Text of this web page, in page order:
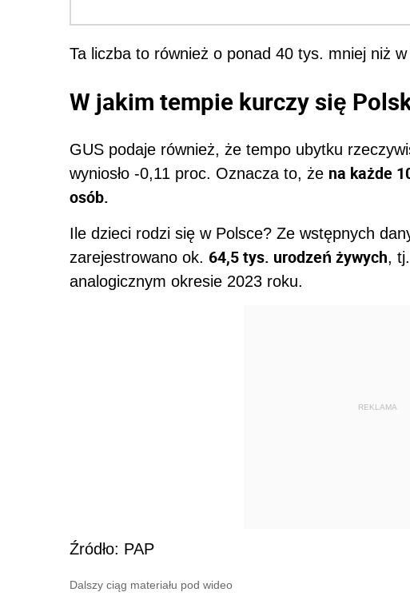
Ta liczba to również o ponad 40 tys. mniej niż
W jakim tempie kurczy się
GUS podaje również, że tempo ubytku
wyniosło -0,11 proc. Oznacza to, że na każde
osób.
Ile dzieci rodzi się w Polsce? Ze wstępnych
zarejestrowano ok. 64,5 tys. urodzeń żywych,
analogicznym okresie 2023 roku.
REKLAMA
Źródło: PAP
Dalszy ciąg materiału pod wideo